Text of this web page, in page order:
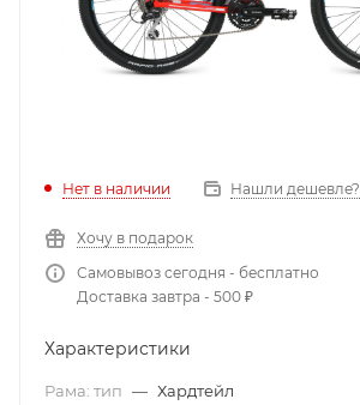
Нет в наличии Нашли дешевле?
Хочу в подарок
Самовывоз сегодня - бесплатно
Доставка завтра - 500 ₽
Характеристики
Рама: тип — Хардтейл